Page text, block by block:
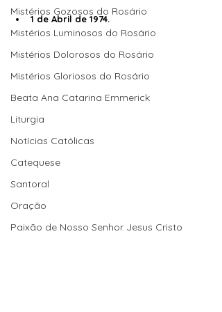
Mistérios Gozosos do Rosário
Mistérios Luminosos do Rosário
Mistérios Dolorosos do Rosário
Mistérios Gloriosos do Rosário
Beata Ana Catarina Emmerick
Liturgia
Notícias Católicas
Catequese
Santoral
Oração
Paixão de Nosso Senhor Jesus Cristo
1 de Abril de 1974.